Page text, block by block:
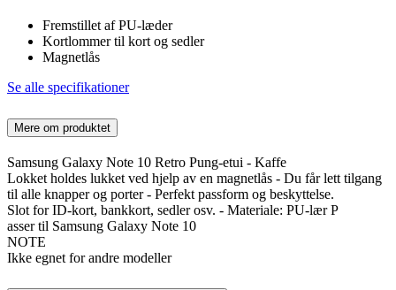
Fremstillet af PU-læder
Kortlommer til kort og sedler
Magnetlås
Se alle specifikationer
Mere om produktet
Samsung Galaxy Note 10 Retro Pung-etui - Kaffe
Lokket holdes lukket ved hjelp av en magnetlås - Du får lett tilgang
til alle knapper og porter - Perfekt passform og beskyttelse.
Slot for ID-kort, bankkort, sedler osv. - Materiale: PU-lær P
asser til Samsung Galaxy Note 10
NOTE
Ikke egnet for andre modeller